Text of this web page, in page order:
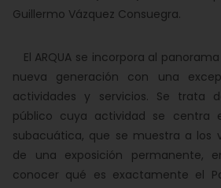
Guillermo Vázquez Consuegra.
El ARQUA se incorpora al
nueva generación con una
actividades y servicios. Se trata
público cuya actividad se centra
subacuática, que se muestra a los
de una exposición permanente,
conocer qué es exactamente el